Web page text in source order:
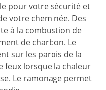
pour votre sécurité et
votre cheminée. Des
à la combustion de
de charbon. Le
sur les parois de la
feux lorsque la chaleur
Le ramonage permet